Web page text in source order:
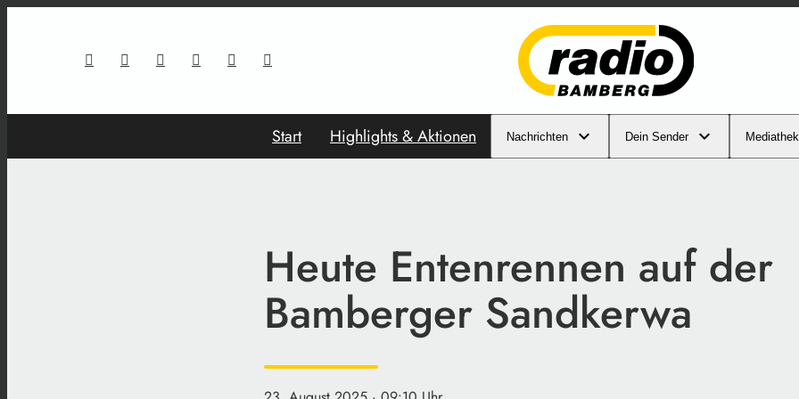
Start Highlights & Aktionen Nachrichten Dein Sender Mediathek
Heute Entenrennen auf der
Bamberger Sandkerwa